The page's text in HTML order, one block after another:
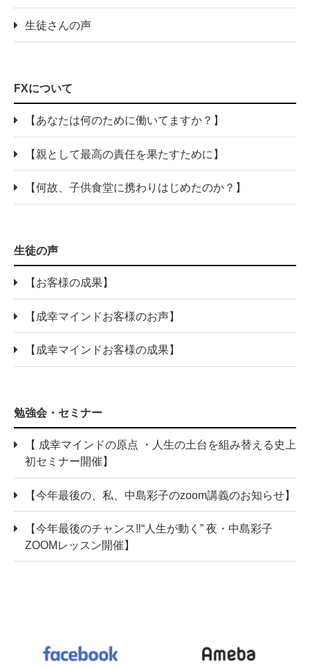
生徒さんの声
FXについて
【あなたは何のために働いてますか？】
【親として最高の責任を果たすために】
【何故、子供食堂に携わりはじめたのか？】
生徒の声
【お客様の成果】
【成幸マインドお客様のお声】
【成幸マインドお客様の成果】
勉強会・セミナー
【 成幸マインドの原点 ・人生の土台を組み替える史上
初セミナー開催】
【今年最後の、私、中島彩子のzoom講義のお知らせ】
【今年最後のチャンス‼“人生が動く” 夜・中島彩子
ZOOMレッスン開催】